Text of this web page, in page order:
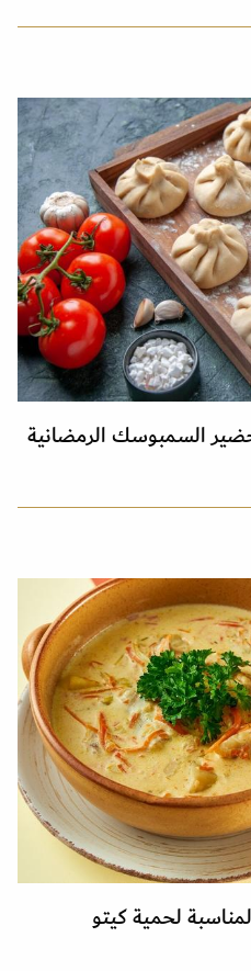
السمبوسك الرمضانية
لحمية كيتو